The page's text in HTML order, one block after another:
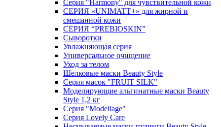
Серия "Harmony" для чувствительной кожи
СЕРИЯ «UNIMATT+» для жирной и
смешанной кожи
СЕРИЯ “PREBIOSKIN”
Сыворотки
Увлажняющая серия
Универсальное очищение
Уход за телом
Шелковые маски Beauty Style
Серия масок "FRUIT SILK"
Моделирующие альгинатные маски Beauty
Style 1,2 кг
Серия "Modellage"
Cерия Lovely Care